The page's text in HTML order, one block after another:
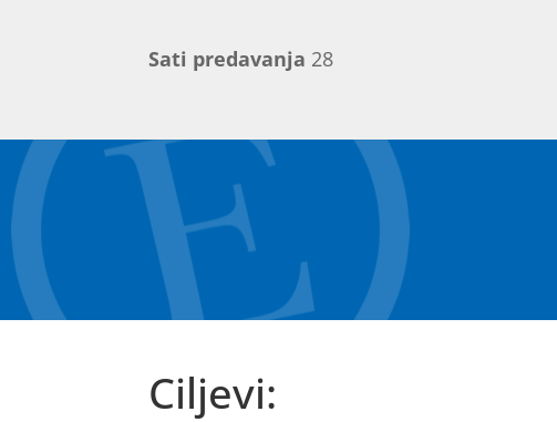
Sati predavanja 28
Ciljevi: